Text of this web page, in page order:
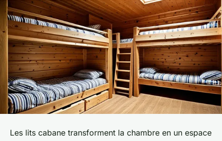
Les lits cabane transforment la chambre en un espace